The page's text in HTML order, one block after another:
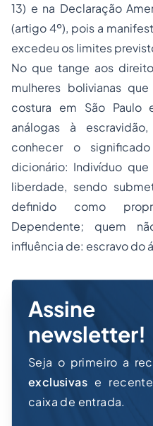
13) e na Declaração
(artigo 4º), pois a
excedeu os limites
No que tange aos
mulheres bolivianas
costura em São Paulo
análogas à
conhecer o
dicionário: Indivíduo
liberdade, sendo
definido como
Dependente; quem
influência de: escravo do
Assine
newsletter!
Seja o primeiro a
exclusivas e
caixa de entrada.